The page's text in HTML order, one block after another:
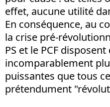
effet, aucune utilité
En conséquence, au
la crise pré-
PS et le PCF
incomparablement
puissantes que tous
prétendument